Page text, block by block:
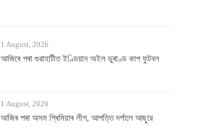
1 August, 2026
আজিৰে পৰা গুৱাহাটীত ইণ্ডিয়ান অইল ডুৰাণ্ড কাপ ফুটবল
1 August, 2026
আজিৰ পৰা অসম প্ৰিমিয়াৰ লীগ, আপত্তি দৰ্শালে আছুৱে